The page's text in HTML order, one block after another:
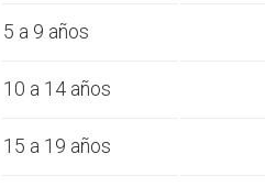
5 a 9 años
10 a 14 años
15 a 19 años